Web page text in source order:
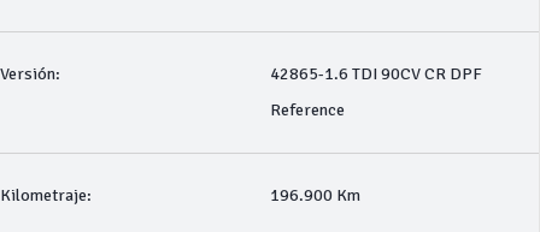
Versión:
42865-1.6 TDI 90CV CR DPF
Reference
Kilometraje: 196.900 Km